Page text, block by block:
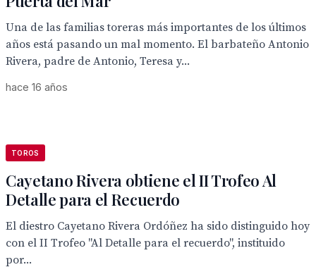
Una de las familias toreras más importantes de los últimos
años está pasando un mal momento. El barbateño Antonio
Rivera, padre de Antonio, Teresa y...
hace 16 años
TOROS
Cayetano Rivera obtiene el II Trofeo Al
Detalle para el Recuerdo
El diestro Cayetano Rivera Ordóñez ha sido distinguido hoy
con el II Trofeo "Al Detalle para el recuerdo", instituido
por...